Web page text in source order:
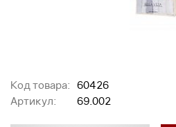
Код товара:
60426
Артикул:
69.002